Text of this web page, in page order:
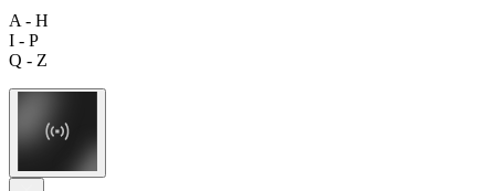
A - H
I - P
Q - Z